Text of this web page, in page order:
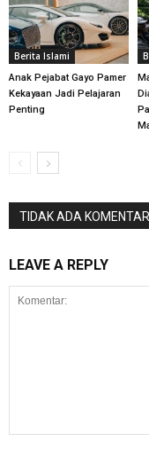
Berita Islami
Anak Pejabat Gayo Pamer
Kekayaan Jadi Pelajaran
Penting
TIDAK ADA KOMENTAR
LEAVE A REPLY